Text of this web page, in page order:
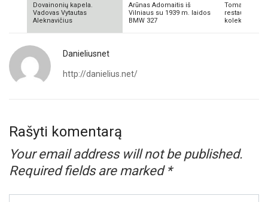
Dovainonių kapela.
Vadovas Vytautas
Aleknavičius
Arūnas Adomaitis iš
Vilniaus su 1939 m. laidos
BMW 327
Tomas
Danieliusnet
http://danielius.net/
Rašyti komentarą
Your email address will not be published.
Required fields are marked *